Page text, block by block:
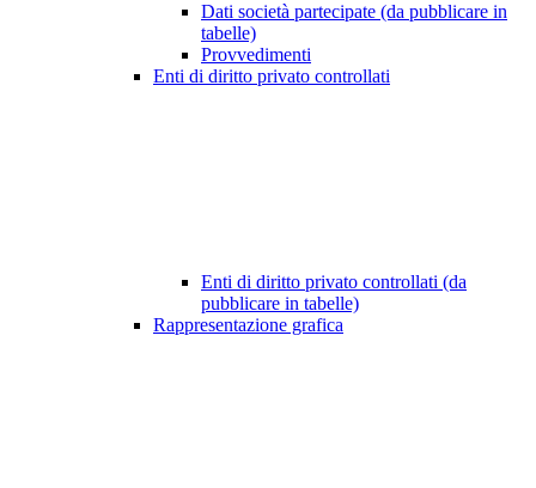
Dati società partecipate (da pubblicare in
tabelle)
Provvedimenti
Enti di diritto privato controllati
Enti di diritto privato controllati (da
pubblicare in tabelle)
Rappresentazione grafica